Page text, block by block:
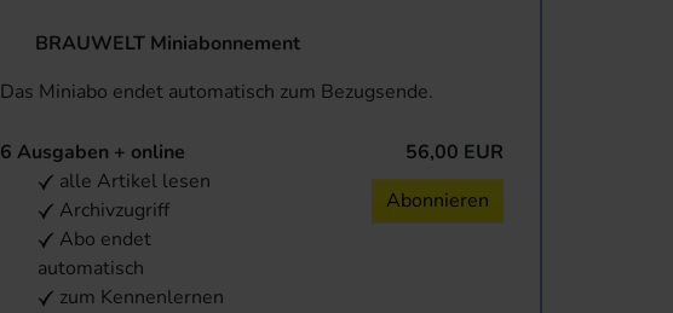
BRAUWELT Miniabonnement
Das Miniabo endet automatisch zum Bezugsende.
6 Ausgaben + online
alle Artikel lesen
Archivzugriff
Abo endet
automatisch
zum Kennenlernen
56,00 EUR
Abonnieren